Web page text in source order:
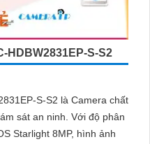
HDBW2831EP-S-S2
S-S2 là Camera chất
ninh. Với độ phân
Starlight 8MP, hình ảnh